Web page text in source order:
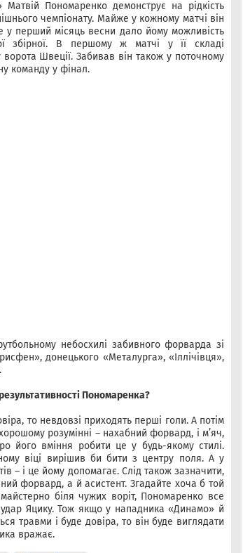
Пономаренко демонструє на рідкість
чемпіонату. Майже у кожному матчі він
перший місяць весни дало йому можливість
збірної. В першому ж матчі у її складі
Швеції. Забивав він також у поточному
команду у фінал.
небосхилі забивного форварда зі
донецького «Металурга», «Іллічівця»,
Пономаренка?
то невдовзі приходять перші голи. А потім
розумінні – нахабний форвард, і м’яч,
його вміння робити це у будь-якому стилі.
віці вирішив би бити з центру поля. А у
– і це йому допомагає. Слід також зазначити,
форвард, а й асистент. Згадайте хоча б той
біля чужих воріт, Пономаренко все
Яцику. Тож якщо у нападника «Динамо» й
травми і буде довіра, то він буде виглядати
вражає.